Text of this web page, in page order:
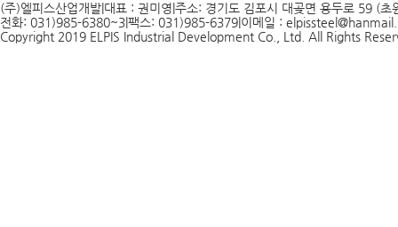
(주)엘피스산업개발 대표 : 권미영 주소: 경기도 김포시 대곶면 용두로 59 (초
전화: 031)985-6380~3팩스: 031)985-6379 이메일 :
Copyright 2019 ELPIS Industrial Development Co., Ltd. All Rights